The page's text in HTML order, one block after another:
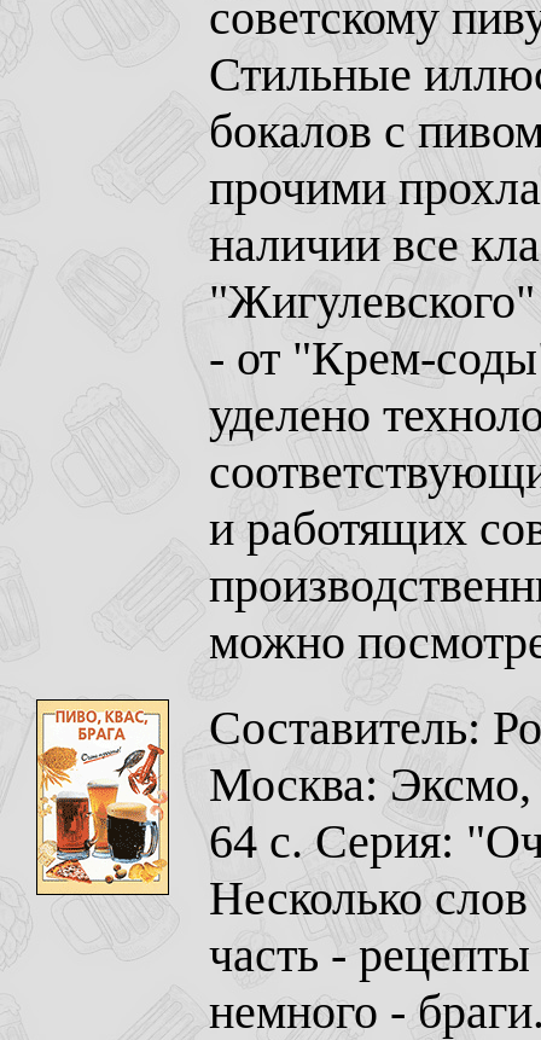
советскому
Стильные
бокалов с
прочими
наличии все
- от "Крем-
уделено
и работящих
можно
Составитель:
Москва: Эксмо,
64 с. Серия:
Несколько
часть -
немного -